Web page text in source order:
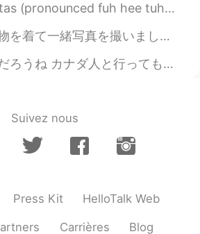
hee tuhs) beans and rice, chips and queso (pronounced kay so),...
なってくれました。彼女はモデル、だから私も着物を着ていました。お姉さが日本のことを一切教えてくれて。相変わらず、友達会いたい...
が多いんですよ…外国人＝白人の考え方がすごく古いし、その人に対しても失礼ですよ？ その上に、やっぱり信じがたいから、もう一回...
Suivez nous
Press Kit HelloTalk Web
Carrières Blog